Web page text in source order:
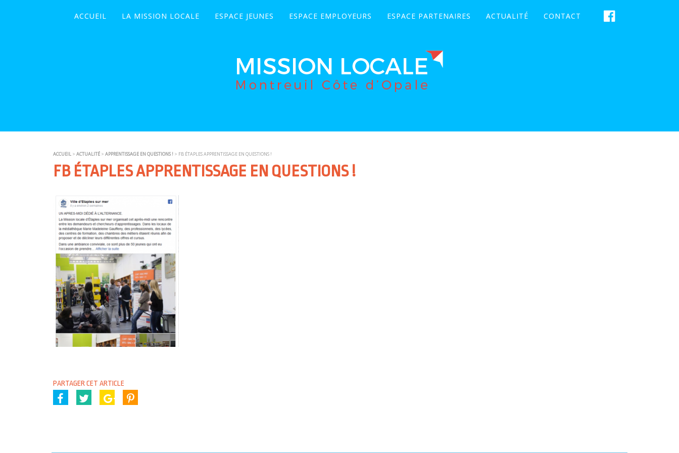
ACCUEIL LA MISSION LOCALE ESPACE JEUNES ESPACE EMPLOYEURS ESPACE PARTENAIRES ACTUALITÉ CONTACT
ACCUEIL > ACTUALITÉ > APPRENTISSAGE EN QUESTIONS ! > FB ÉTAPLES APPRENTISSAGE EN QUESTIONS !
FB ÉTAPLES APPRENTISSAGE EN QUESTIONS !
PARTAGER CET ARTICLE